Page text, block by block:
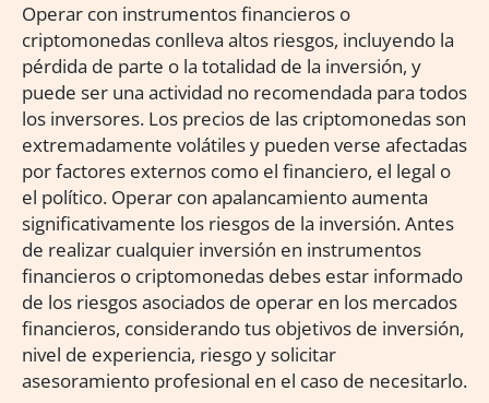
Operar con instrumentos financieros o
criptomonedas conlleva altos riesgos, incluyendo la
pérdida de parte o la totalidad de la inversión, y
puede ser una actividad no recomendada para todos
los inversores. Los precios de las criptomonedas son
extremadamente volátiles y pueden verse afectadas
por factores externos como el financiero, el legal o
el político. Operar con apalancamiento aumenta
significativamente los riesgos de la inversión. Antes
de realizar cualquier inversión en instrumentos
financieros o criptomonedas debes estar informado
de los riesgos asociados de operar en los mercados
financieros, considerando tus objetivos de inversión,
nivel de experiencia, riesgo y solicitar
asesoramiento profesional en el caso de necesitarlo.